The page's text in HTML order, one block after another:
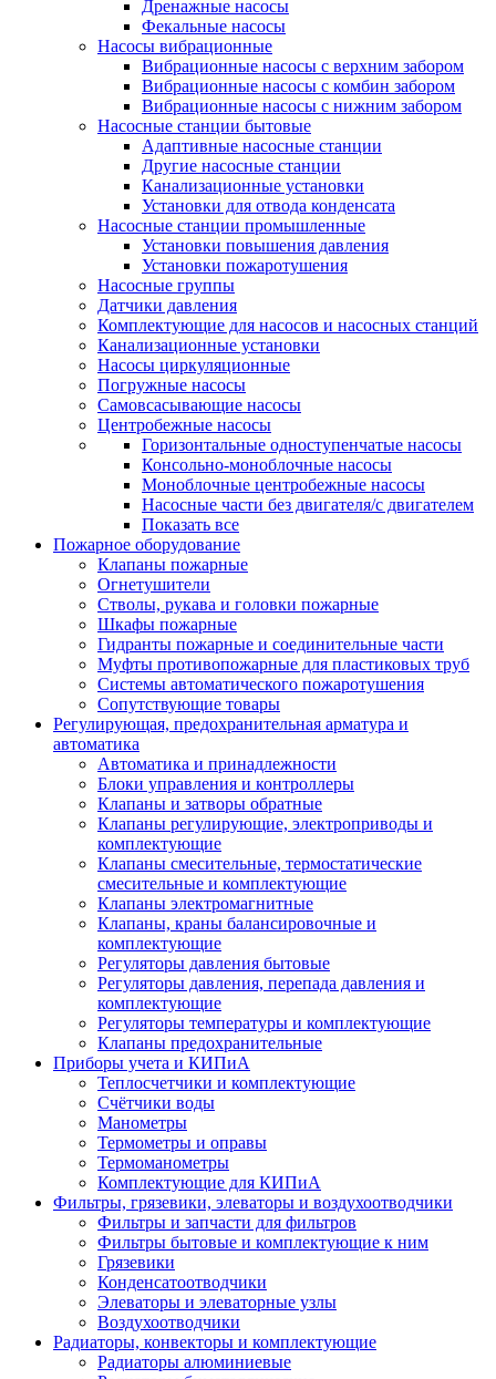
Дренажные насосы
Фекальные насосы
Насосы вибрационные
Вибрационные насосы с верхним забором
Вибрационные насосы с комбин забором
Вибрационные насосы с нижним забором
Насосные станции бытовые
Адаптивные насосные станции
Другие насосные станции
Канализационные установки
Установки для отвода конденсата
Насосные станции промышленные
Установки повышения давления
Установки пожаротушения
Насосные группы
Датчики давления
Комплектующие для насосов и насосных станций
Канализационные установки
Насосы циркуляционные
Погружные насосы
Самовсасывающие насосы
Центробежные насосы
Горизонтальные одноступенчатые насосы
Консольно-моноблочные насосы
Моноблочные центробежные насосы
Насосные части без двигателя/с двигателем
Показать все
Пожарное оборудование
Клапаны пожарные
Огнетушители
Стволы, рукава и головки пожарные
Шкафы пожарные
Гидранты пожарные и соединительные части
Муфты противопожарные для пластиковых труб
Системы автоматического пожаротушения
Сопутствующие товары
Регулирующая, предохранительная арматура и
автоматика
Автоматика и принадлежности
Блоки управления и контроллеры
Клапаны и затворы обратные
Клапаны регулирующие, электроприводы и
комплектующие
Клапаны смесительные, термостатические
смесительные и комплектующие
Клапаны электромагнитные
Клапаны, краны балансировочные и
комплектующие
Регуляторы давления бытовые
Регуляторы давления, перепада давления и
комплектующие
Регуляторы температуры и комплектующие
Клапаны предохранительные
Приборы учета и КИПиА
Теплосчетчики и комплектующие
Счётчики воды
Манометры
Термометры и оправы
Термоманометры
Комплектующие для КИПиА
Фильтры, грязевики, элеваторы и воздухоотводчики
Фильтры и запчасти для фильтров
Фильтры бытовые и комплектующие к ним
Грязевики
Конденсатоотводчики
Элеваторы и элеваторные узлы
Воздухоотводчики
Радиаторы, конвекторы и комплектующие
Радиаторы алюминиевые